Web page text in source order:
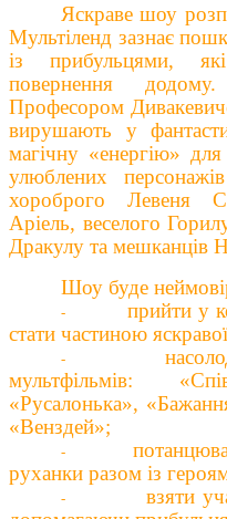
Яскраве шоу
Мультіленд зазнає
із прибульцями,
повернення
Професором
вирушають у
магічну «енергію» для
улюблених
хороброго Левеня
Аріель, веселого
Дракулу та мешканців
Шоу буде
-
прийти у
стати частиною
-
мультфільмів:
«Русалонька»,
«Венздей»;
-
руханки разом із
-
взяти